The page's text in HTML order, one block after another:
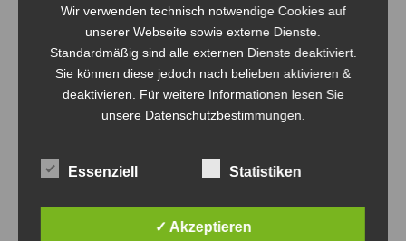
Vorheriger
Beitrag:
Bombas Neujahrsturnier
NÄCHSTES
Nächster
Beitrag:
SAFE THE DATE!
Related Posts
Wir verwenden technisch notwendige Cookies auf
unserer Webseite sowie externe Dienste.
Standardmäßig sind alle externen Dienste deaktiviert.
Sie können diese jedoch nach belieben aktivieren &
deaktivieren. Für weitere Informationen lesen Sie
unsere Datenschutzbestimmungen.
Essenziell Statistiken
✓ Akzeptieren